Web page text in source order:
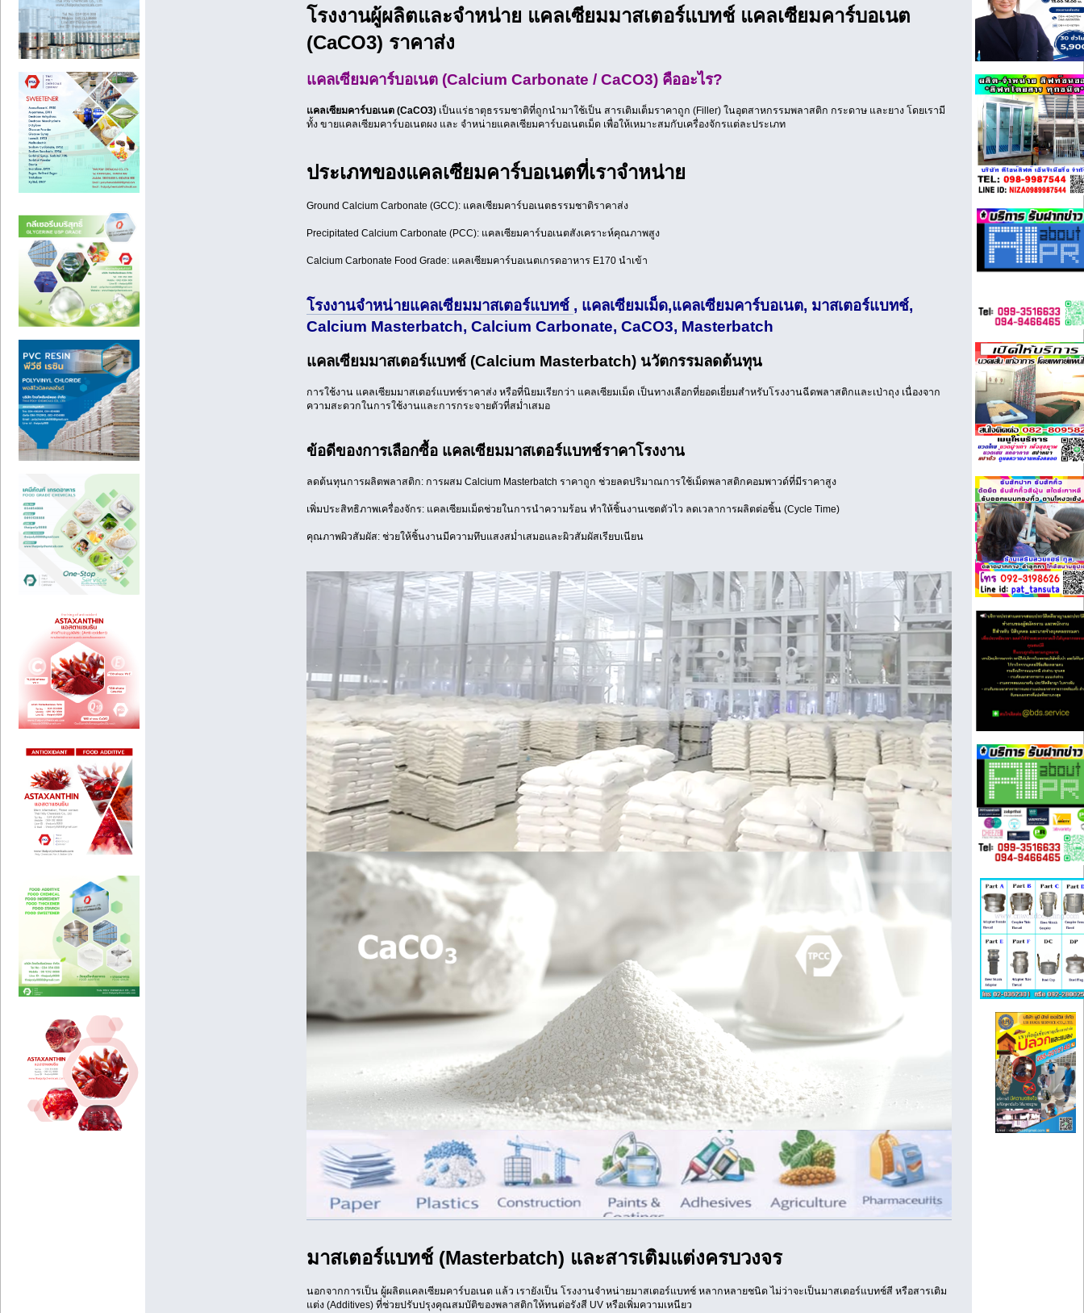
โรงงานผู้ผลิตและจำหน่าย แคลเซียมมาสเตอร์แบทช์ แคลเซียมคาร์บอเนต
(CaCO3) ราคาส่ง
แคลเซียมคาร์บอเนต (Calcium Carbonate / CaCO3) คืออะไร?
แคลเซียมคาร์บอเนต (CaCO3)เป็นแร่ธาตุธรรมชาติที่ถูกนำมาใช้เป็น สารเติมเต็มราคาถูก (Filler) ในอุตสาหกรรมพลาสติก กระดาษ และยาง โดยเรามี
ทั้ง ขายแคลเซียมคาร์บอเนตผง และ จำหน่ายแคลเซียมคาร์บอเนตเม็ด เพื่อให้เหมาะสมกับเครื่องจักรแต่ละประเภท
ประเภทของแคลเซียมคาร์บอเนตที่เราจำหน่าย
Ground Calcium Carbonate (GCC): แคลเซียมคาร์บอเนตธรรมชาติราคาส่ง
Precipitated Calcium Carbonate (PCC): แคลเซียมคาร์บอเนตสังเคราะห์คุณภาพสูง
Calcium Carbonate Food Grade: แคลเซียมคาร์บอเนตเกรดอาหาร E170 นำเข้า
โรงงานจำหน่ายแคลเซียมมาสเตอร์แบทช์ , แคลเซียมเม็ด,แคลเซียมคาร์บอเนต, มาสเตอร์แบทช์,
Calcium Masterbatch, Calcium Carbonate, CaCO3, Masterbatch
แคลเซียมมาสเตอร์แบทช์ (Calcium Masterbatch) นวัตกรรมลดต้นทุน
การใช้งาน แคลเซียมมาสเตอร์แบทช์ราคาส่ง หรือที่นิยมเรียกว่า แคลเซียมเม็ด เป็นทางเลือกที่ยอดเยี่ยมสำหรับโรงงานฉีดพลาสติกและเป่าถุง เนื่องจาก
ความสะดวกในการใช้งานและการกระจายตัวที่สม่ำเสมอ
ข้อดีของการเลือกซื้อ แคลเซียมมาสเตอร์แบทช์ราคาโรงงาน
ลดต้นทุนการผลิตพลาสติก: การผสม Calcium Masterbatch ราคาถูก ช่วยลดปริมาณการใช้เม็ดพลาสติกคอมพาวด์ที่มีราคาสูง
เพิ่มประสิทธิภาพเครื่องจักร: แคลเซียมเม็ดช่วยในการนำความร้อน ทำให้ชิ้นงานเซตตัวไว ลดเวลาการผลิตต่อชิ้น (Cycle Time)
คุณภาพผิวสัมผัส: ช่วยให้ชิ้นงานมีความทึบแสงสม่ำเสมอและผิวสัมผัสเรียบเนียน
มาสเตอร์แบทช์ (Masterbatch) และสารเติมแต่งครบวงจร
นอกจากการเป็น ผู้ผลิตแคลเซียมคาร์บอเนต แล้ว เรายังเป็น โรงงานจำหน่ายมาสเตอร์แบทช์ หลากหลายชนิด ไม่ว่าจะเป็นมาสเตอร์แบทช์สี หรือสารเติม
แต่ง (Additives) ที่ช่วยปรับปรุงคุณสมบัติของพลาสติกให้ทนต่อรังสี UV หรือเพิ่มความเหนียว